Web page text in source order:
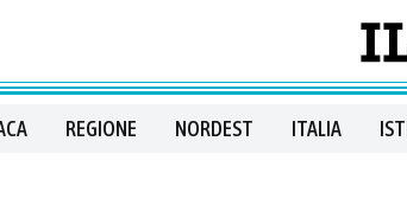
REGIONE NORDEST ITALIA